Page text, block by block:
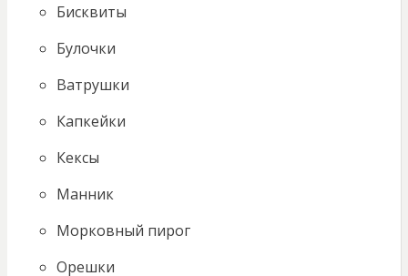
Бисквиты
Булочки
Ватрушки
Капкейки
Кексы
Манник
Морковный пирог
Орешки